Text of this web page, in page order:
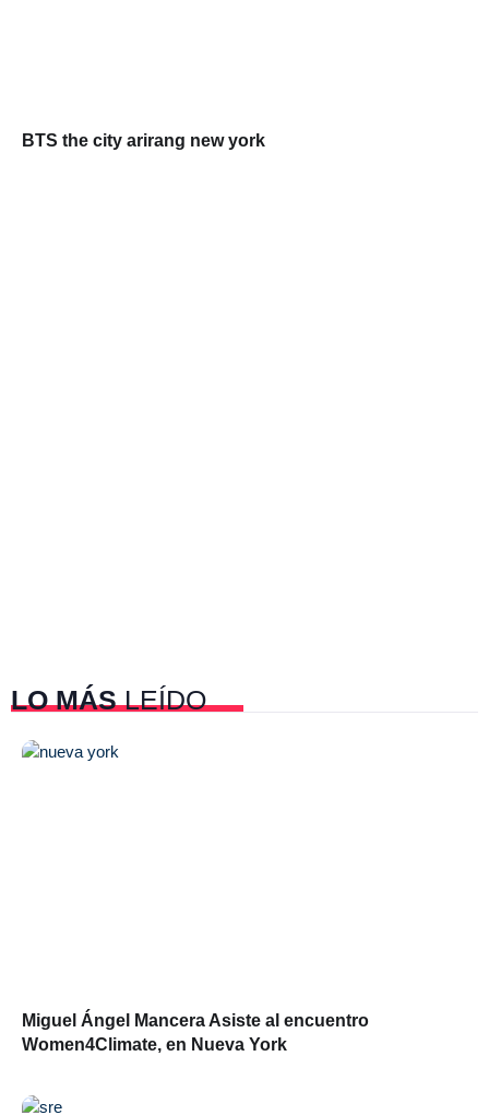
BTS the city arirang new york
LO MÁSLEÍDO
Miguel Ángel Mancera Asiste al encuentro
Women4Climate, en Nueva York